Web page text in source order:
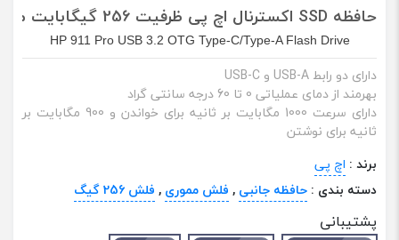
حافظه SSD اکسترنال اچ پی ظرفیت 256 گیگابایت مدل 911Pro
HP 911 Pro USB 3.2 OTG Type-C/Type-A Flash Drive
دارای دو رابط USB-A و USB-C
بهرمند از دمای عملیاتی 0 تا 60 درجه سانتی گراد
دارای سرعت 1000 مگابایت بر ثانیه برای خواندن و 900 مگابایت بر
ثانیه برای نوشتن
برند : اچ پی
دسته بندی : حافظه جانبی , فلش مموری , فلش 256 گیگ
پشتیبانی